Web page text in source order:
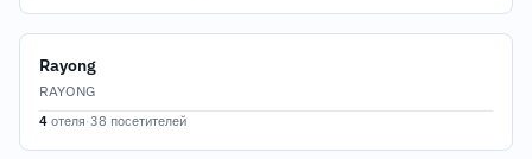
Rayong
RAYONG
4 отеля·38 посетителей